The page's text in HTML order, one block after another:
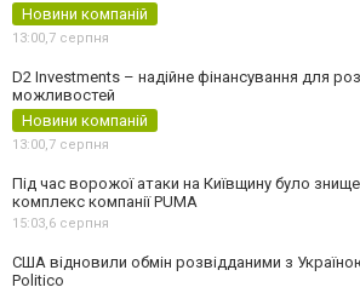
Новини компаній
13:00,7 серпня
D2 Investments – надійне фінансування для
можливостей
Новини компаній
13:00,7 серпня
Під час ворожої атаки на Київщину було
комплекс компанії PUMA
15:03,6 серпня
США відновили обмін розвідданими з
Politico